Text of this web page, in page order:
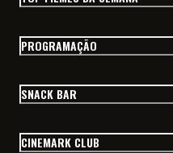
PROGRAMAÇÃO
SNACK BAR
CINEMARK CLUB